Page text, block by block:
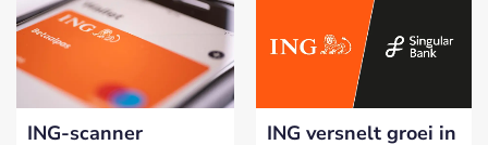
ING-scanner
ING versnelt groei in